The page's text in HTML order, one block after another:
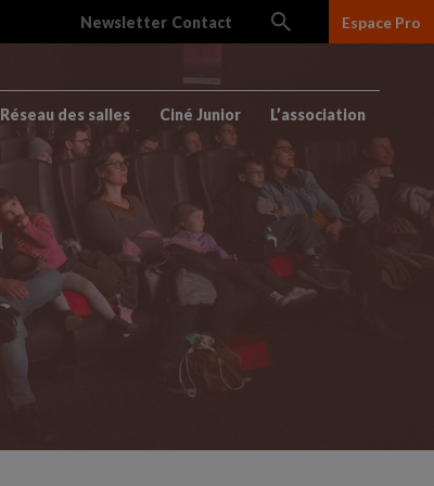
Newsletter Contact Espace Pro
Réseau des salles Ciné Junior L’association